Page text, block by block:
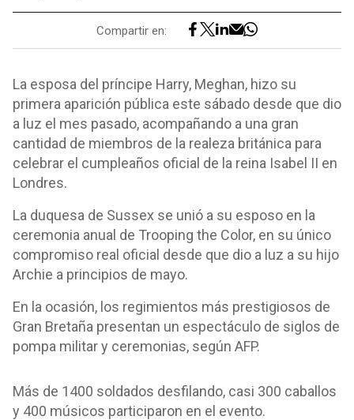
Compartir en:
La esposa del príncipe Harry, Meghan, hizo su
primera aparición pública este sábado desde que dio
a luz el mes pasado, acompañando a una gran
cantidad de miembros de la realeza británica para
celebrar el cumpleaños oficial de la reina Isabel II en
Londres.
La duquesa de Sussex se unió a su esposo en la
ceremonia anual de Trooping the Color, en su único
compromiso real oficial desde que dio a luz a su hijo
Archie a principios de mayo.
En la ocasión, los regimientos más prestigiosos de
Gran Bretaña presentan un espectáculo de siglos de
pompa militar y ceremonias, según AFP.
Más de 1400 soldados desfilando, casi 300 caballos
y 400 músicos participaron en el evento.